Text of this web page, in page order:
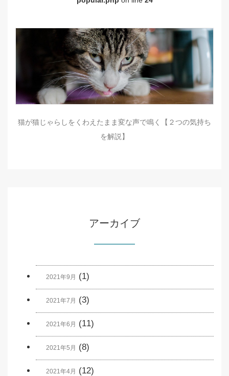
猫が猫じゃらしをくわえたまま変な声で鳴く【２つの気持ち
を解説】
アーカイブ
2021年9月 (1)
2021年7月 (3)
2021年6月 (11)
2021年5月 (8)
2021年4月 (12)